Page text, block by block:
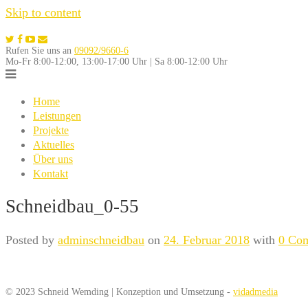
Skip to content
Rufen Sie uns an 09092/9660-6
Mo-Fr 8:00-12:00, 13:00-17:00 Uhr | Sa 8:00-12:00 Uhr
Home
Leistungen
Projekte
Aktuelles
Über uns
Kontakt
Schneidbau_0-55
Posted by adminschneidbau on 24. Februar 2018 with 0
© 2023 Schneid Wemding | Konzeption und Umsetzung - vidadmedia